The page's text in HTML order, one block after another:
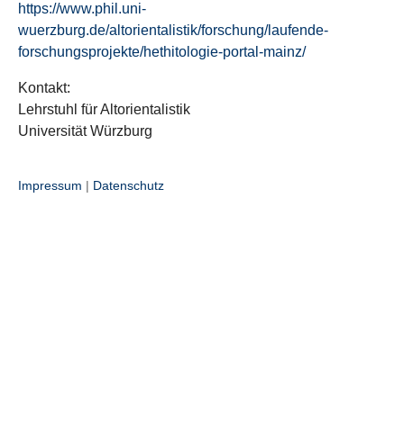
https://www.phil.uni-
wuerzburg.de/altorientalistik/forschung/laufende-
forschungsprojekte/hethitologie-portal-mainz/
Kontakt:
Lehrstuhl für Altorientalistik
Universität Würzburg
Impressum | Datenschutz